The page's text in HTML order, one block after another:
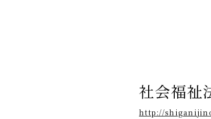
社会福祉
http://